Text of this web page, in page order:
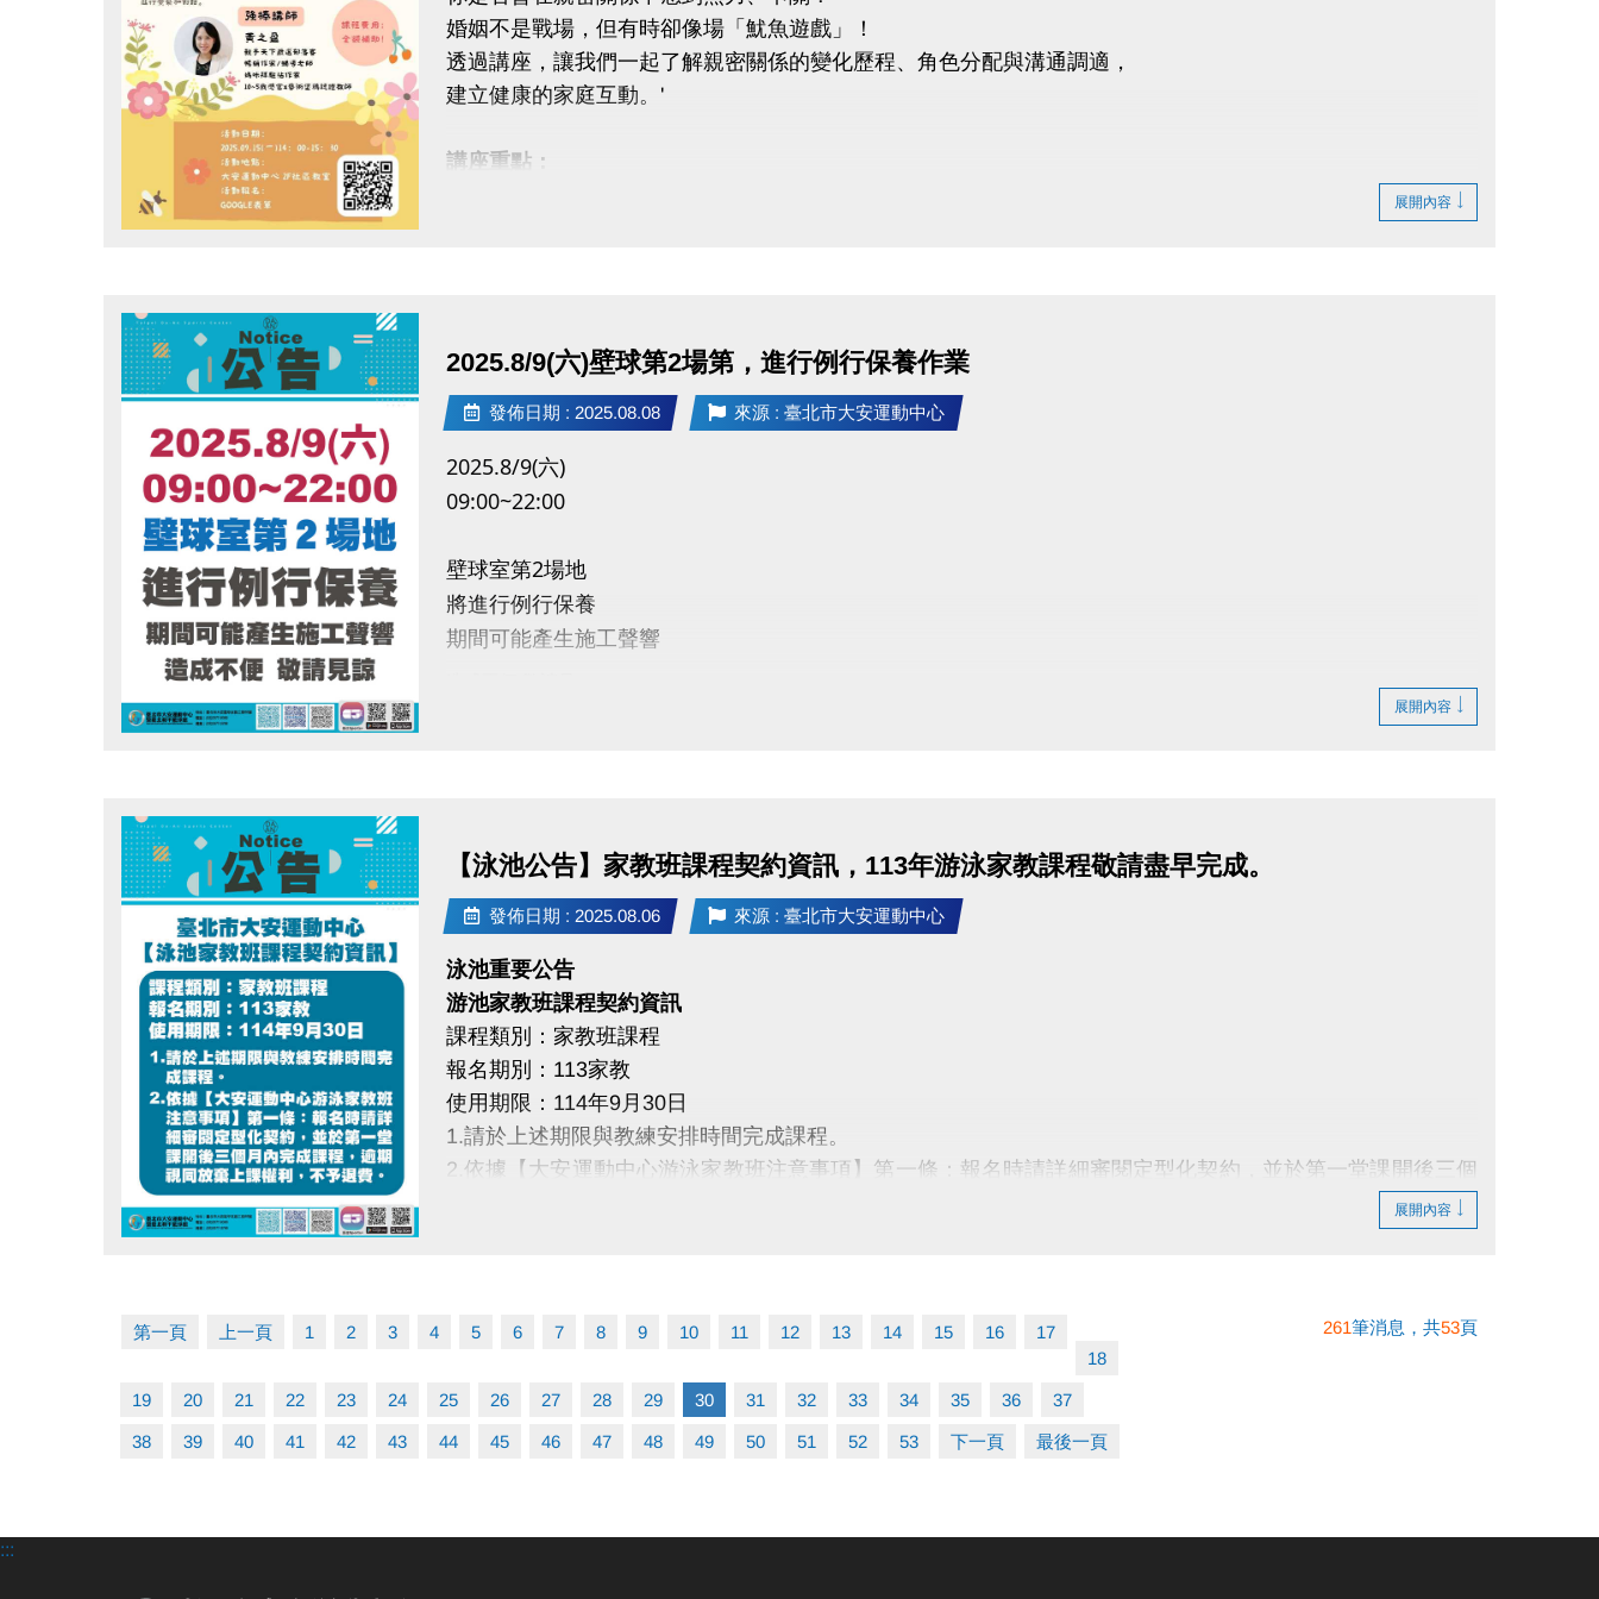
婚姻不是戰場，但有時卻像場「魷魚遊戲」！
透過講座，讓我們一起了解親密關係的變化歷程、角色分配與溝通調適，
建立健康的家庭互動。'
講座重點：
親子天下嚴選部落客｜暢銷作家｜輔導老師
媽媽悅讀社團主筆、10~5歲兒童藝術療癒認證教師
活動資訊：
日期：2025年9月15日（星期一）
地點：大安運動中心2樓 社區教室
報名方式：填寫Google表單，名額有限，快來報名參加！
【報名連結】https://reurl.cc/gY610b
展開內容
2025.8/9(六)壁球第2場第，進行例行保養作業
發佈日期 : 2025.08.08 來源 : 臺北市大安運動中心
2025.8/9(六)
09:00~22:00
壁球室第2場地
將進行例行保養
期間可能產生施工聲響
展開內容
【泳池公告】家教班課程契約資訊，113年游泳家教課程敬請盡早完成。
發佈日期 : 2025.08.06 來源 : 臺北市大安運動中心
泳池重要公告
游池家教班課程契約資訊
課程類別：家教班課程
報名期別：113家教
使用期限：114年9月30日
1.請於上述期限與教練安排時間完成課程。
2.依據【大安運動中心游泳家教班注意事項】第一條：報名時請詳細審閱定型化契約，並於第一堂課開後三個
展開內容
第一頁 上一頁 1 2 3 4 5 6 7 8 9 10 11 12 13 14 15 16
17
18
19 20 21 22 23 24 25 26 27 28 29 30 31 32 33 34 35 36 37
38 39 40 41 42 43 44 45 46 47 48 49 50 51 52 53 下一頁 最後一頁
261筆消息，共53頁
:::